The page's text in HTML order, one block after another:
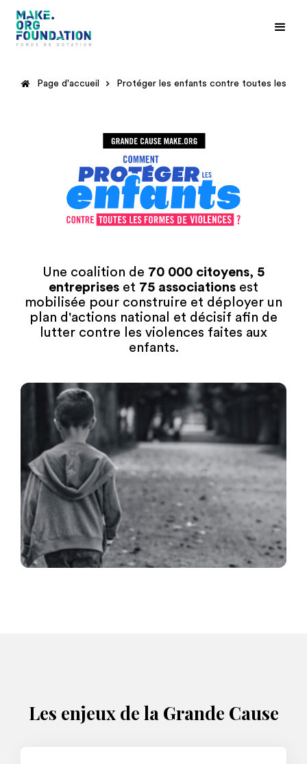
Page d'accueil Protéger les enfants contre toutes les
Une coalition de 70 000 citoyens, 5
entreprises et 75 associations est
mobilisée pour construire et déployer un
plan d'actions national et décisif afin de
lutter contre les violences faites aux
enfants.
Les enjeux de la Grande Cause